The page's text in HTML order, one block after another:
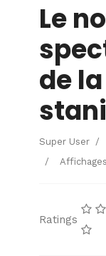
Le
de
Super User
Ratings